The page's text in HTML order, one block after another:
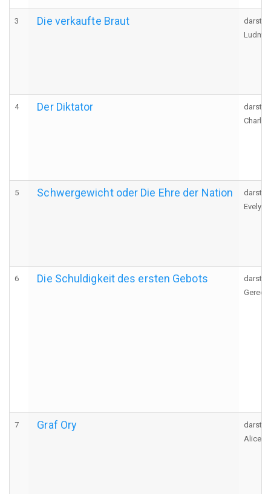
3 Die verkaufte Braut
4 Der Diktator
5 Schwergewicht oder Die Ehre der Nation
6 Die Schuldigkeit des ersten Gebots
7 Graf Ory
Alice